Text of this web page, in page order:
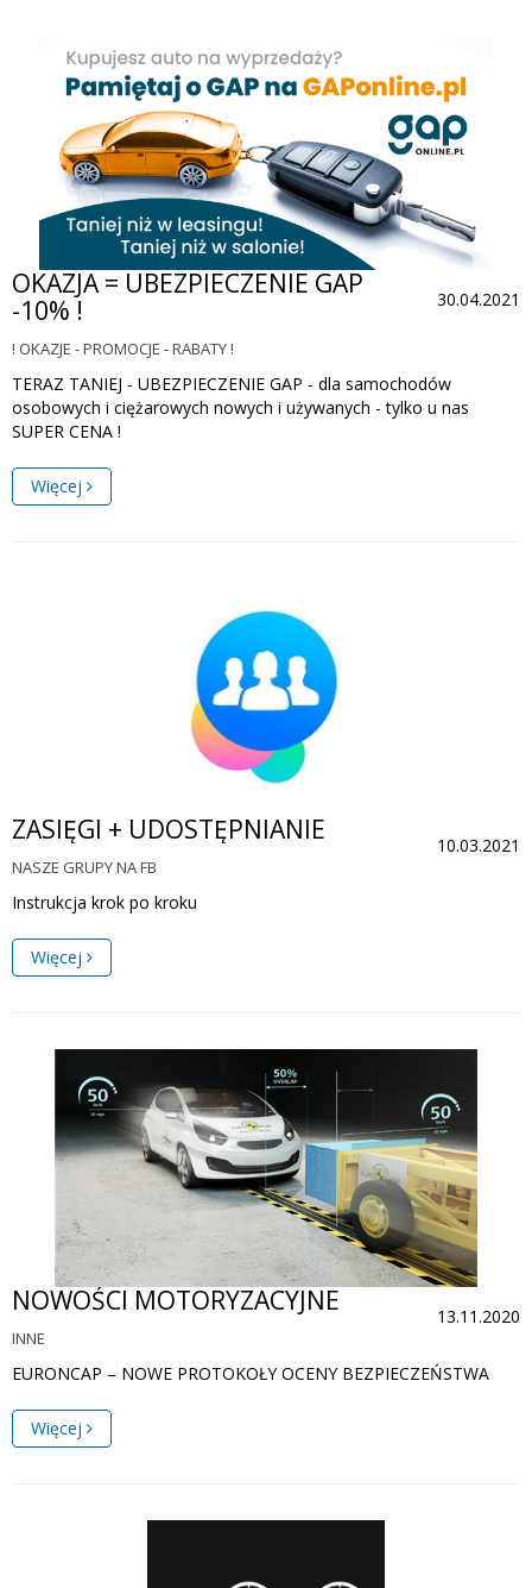
30.04.2021
OKAZJA = UBEZPIECZENIE GAP
-10% !
! OKAZJE - PROMOCJE - RABATY !
TERAZ TANIEJ - UBEZPIECZENIE GAP - dla samochodów
osobowych i ciężarowych nowych i używanych - tylko u nas
SUPER CENA !
Więcej
10.03.2021
ZASIĘGI + UDOSTĘPNIANIE
NASZE GRUPY NA FB
Instrukcja krok po kroku
Więcej
13.11.2020
NOWOŚCI MOTORYZACYJNE
INNE
EURONCAP – NOWE PROTOKOŁY OCENY BEZPIECZEŃSTWA
Więcej